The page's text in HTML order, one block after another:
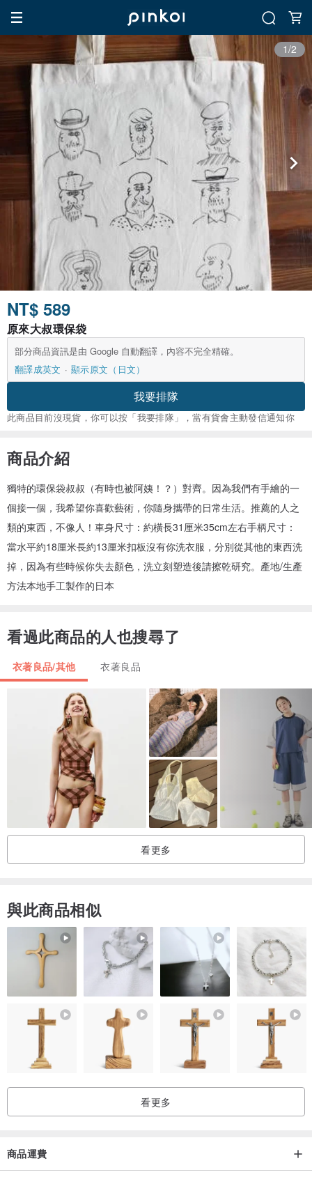
1/2
NT$ 589
原來大叔環保袋
部分商品資訊是由 Google 自動翻譯，內容不完全精確。
翻譯成英文
顯示原文（日文）
我要排隊
此商品目前沒現貨，你可以按「我要排隊」，當有貨會主動發信通知你
商品介紹
獨特的環保袋叔叔（有時也被阿姨！？）對齊。因為我們有手繪的一
個接一個，我希望你喜歡藝術，你隨身攜帶的日常生活。推薦的人之
類的東西，不像人！車身尺寸：約橫長31厘米35cm左右手柄尺寸：
當水平約18厘米長約13厘米扣板沒有你洗衣服，分別從其他的東西洗
掉，因為有些時候你失去顏色，洗立刻塑造後請擦乾研究。產地/生產
方法本地手工製作的日本
看過此商品的人也搜尋了
衣著良品/其他 衣著良品
看更多
與此商品相似
看更多
商品運費